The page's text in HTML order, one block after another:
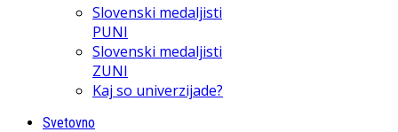
Slovenski medaljisti
PUNI
Slovenski medaljisti
ZUNI
Kaj so univerzijade?
Svetovno